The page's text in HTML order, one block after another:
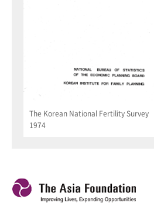
The Korean National Fertility Survey
1974